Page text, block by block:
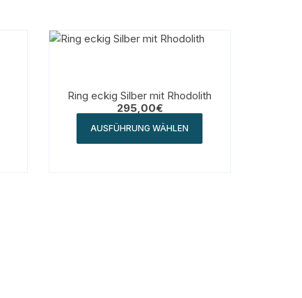
Ring eckig Silber mit Rhodolith
295,00€
AUSFÜHRUNG WÄHLEN